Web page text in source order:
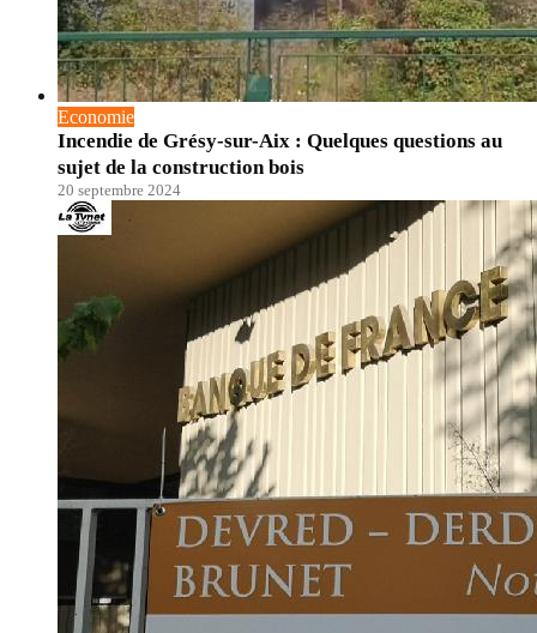
Economie
Incendie de Grésy-sur-Aix : Quelques questions au
sujet de la construction bois
20 septembre 2024